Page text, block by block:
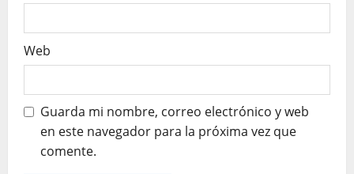
s
Web
Guarda mi nombre, correo electrónico y web
en este navegador para la próxima vez que
comente.